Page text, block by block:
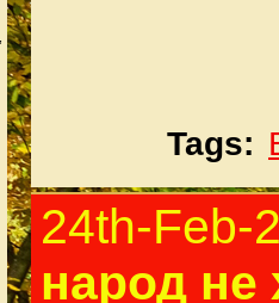
Tags:
24th-Feb-
народ не